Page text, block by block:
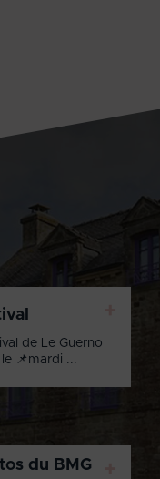
de Le Guerno
📌mardi ...
du BMG